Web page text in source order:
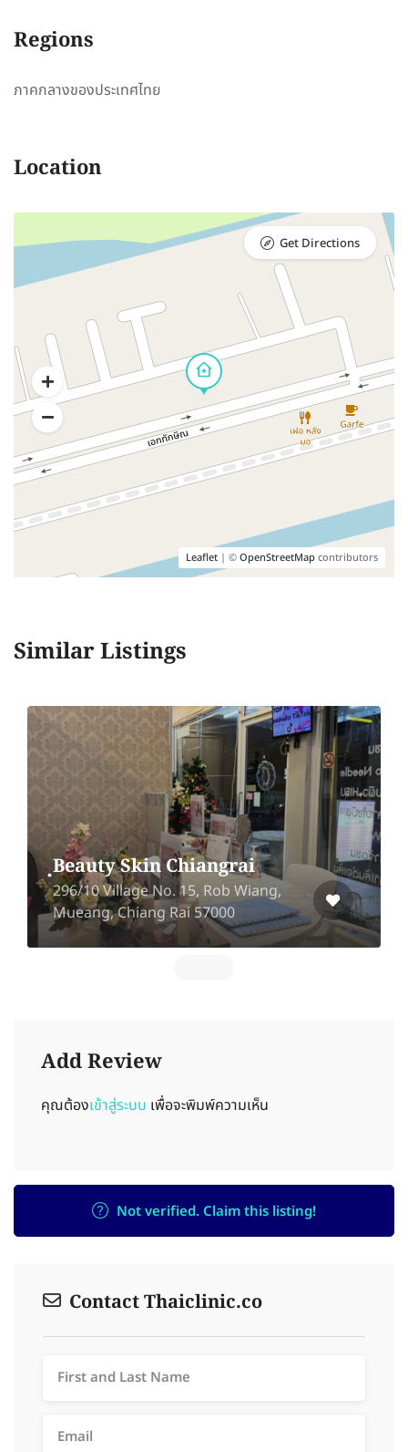
Regions
ภาคกลางของประเทศไทย
Location
Leaflet | ©OpenStreetMapcontributors
Get Directions
Similar Listings
ฺBeauty Skin Chiangrai
296/10 Village No. 15, Rob Wiang,
Mueang, Chiang Rai 57000
Add Review
คุณต้องเข้าสู่ระบบ เพื่อจะพิมพ์ความเห็น
Not verified. Claim this listing!
Contact Thaiclinic.co